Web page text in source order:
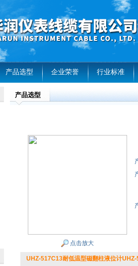
产品选型 企业荣誉 行业标准
产品选型
点击放大
UHZ-517C13耐低温型磁翻柱液位计